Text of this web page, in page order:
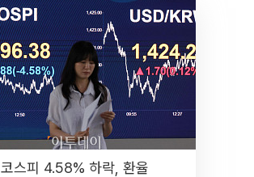
코스피 4.58% 하락, 환율